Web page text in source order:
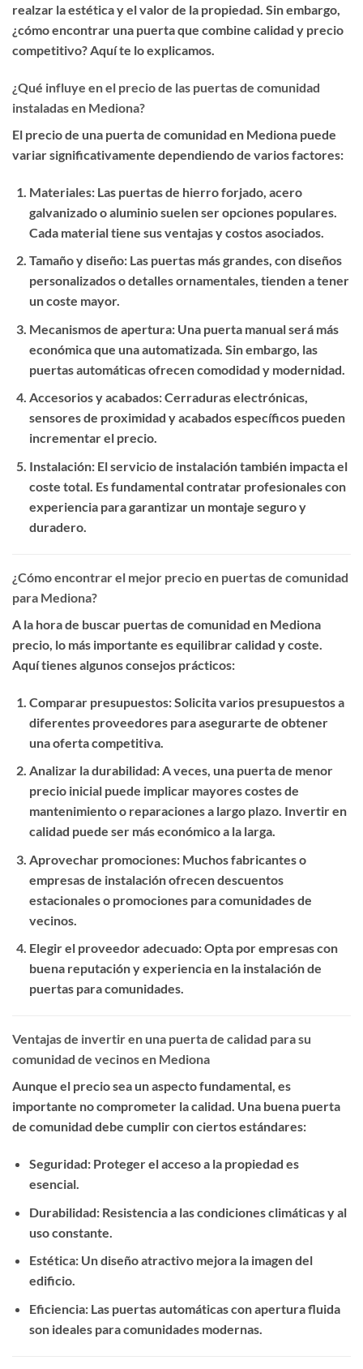
realzar la estética y el valor de la propiedad. Sin embargo,
¿cómo encontrar una puerta que combine calidad y precio
competitivo? Aquí te lo explicamos.
¿Qué influye en el precio de las puertas de comunidad
instaladas en Mediona?
El precio de una puerta de comunidad en Mediona puede
variar significativamente dependiendo de varios factores:
Materiales: Las puertas de hierro forjado, acero
galvanizado o aluminio suelen ser opciones populares.
Cada material tiene sus ventajas y costos asociados.
Tamaño y diseño: Las puertas más grandes, con diseños
personalizados o detalles ornamentales, tienden a tener
un coste mayor.
Mecanismos de apertura: Una puerta manual será más
económica que una automatizada. Sin embargo, las
puertas automáticas ofrecen comodidad y modernidad.
Accesorios y acabados: Cerraduras electrónicas,
sensores de proximidad y acabados específicos pueden
incrementar el precio.
Instalación: El servicio de instalación también impacta el
coste total. Es fundamental contratar profesionales con
experiencia para garantizar un montaje seguro y
duradero.
¿Cómo encontrar el mejor precio en puertas de comunidad
para Mediona?
A la hora de buscar puertas de comunidad en Mediona
precio, lo más importante es equilibrar calidad y coste.
Aquí tienes algunos consejos prácticos:
Comparar presupuestos: Solicita varios presupuestos a
diferentes proveedores para asegurarte de obtener
una oferta competitiva.
Analizar la durabilidad: A veces, una puerta de menor
precio inicial puede implicar mayores costes de
mantenimiento o reparaciones a largo plazo. Invertir en
calidad puede ser más económico a la larga.
Aprovechar promociones: Muchos fabricantes o
empresas de instalación ofrecen descuentos
estacionales o promociones para comunidades de
vecinos.
Elegir el proveedor adecuado: Opta por empresas con
buena reputación y experiencia en la instalación de
puertas para comunidades.
Ventajas de invertir en una puerta de calidad para su
comunidad de vecinos en Mediona
Aunque el precio sea un aspecto fundamental, es
importante no comprometer la calidad. Una buena puerta
de comunidad debe cumplir con ciertos estándares:
Seguridad: Proteger el acceso a la propiedad es
esencial.
Durabilidad: Resistencia a las condiciones climáticas y al
uso constante.
Estética: Un diseño atractivo mejora la imagen del
edificio.
Eficiencia: Las puertas automáticas con apertura fluida
son ideales para comunidades modernas.